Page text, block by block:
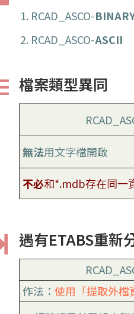
RCAD_ASCO-
RCAD_ASCO-ASCII
檔案類型異同
無法用文字檔開啟
不必和*.mdb存在同一
遇有ETABS重新
作法：使用「提取外